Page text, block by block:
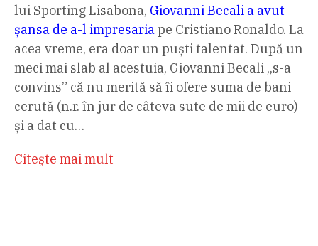
lui Sporting Lisabona, Giovanni Becali a avut
șansa de a-l impresariape Cristiano Ronaldo. La
acea vreme, era doar un puști talentat. După un
meci mai slab al acestuia, Giovanni Becali „s-a
convins” că nu merită să îi ofere suma de bani
cerută (n.r. în jur de câteva sute de mii de euro)
și a dat cu…
Citeşte mai mult